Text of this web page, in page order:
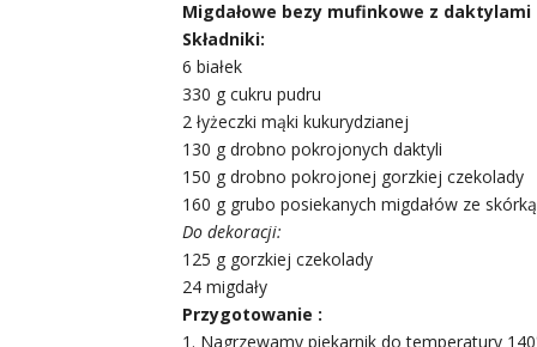
Migdałowe bezy mufinkowe z daktylami
Składniki:
6 białek
330 g cukru pudru
2 łyżeczki mąki kukurydzianej
130 g drobno pokrojonych daktyli
150 g drobno pokrojonej gorzkiej czekolady
160 g grubo posiekanych migdałów ze skórką
Do dekoracji:
125 g gorzkiej czekolady
24 migdały
Przygotowanie :
1. Nagrzewamy piekarnik do temperatury